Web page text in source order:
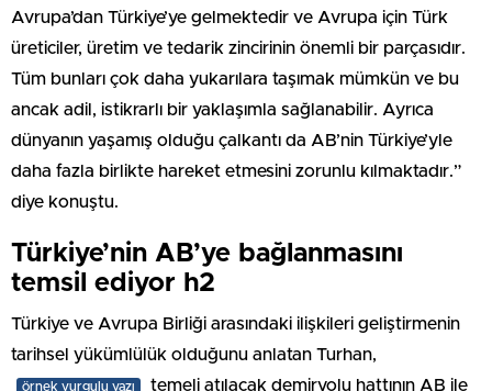
Avrupa’dan Türkiye’ye gelmektedir ve Avrupa için Türk
üreticiler, üretim ve tedarik zincirinin önemli bir parçasıdır.
Tüm bunları çok daha yukarılara taşımak mümkün ve bu
ancak adil, istikrarlı bir yaklaşımla sağlanabilir. Ayrıca
dünyanın yaşamış olduğu çalkantı da AB’nin Türkiye’yle
daha fazla birlikte hareket etmesini zorunlu kılmaktadır.”
diye konuştu.
Türkiye’nin AB’ye bağlanmasını
temsil ediyor h2
Türkiye ve Avrupa Birliği arasındaki ilişkileri geliştirmenin
tarihsel yükümlülük olduğunu anlatan Turhan,
örnek vurgulu yazı
temeli atılacak demiryolu hattının AB ile